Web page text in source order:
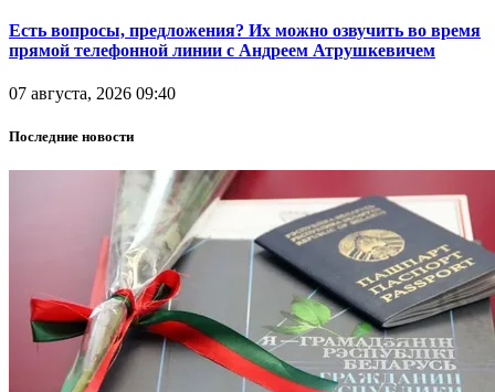
Есть вопросы, предложения? Их можно озвучить во время
прямой телефонной линии с Андреем Атрушкевичем
07 августа, 2026 09:40
Последние новости